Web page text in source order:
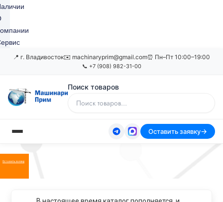
📍 г. Владивосток✉️ machinaryprim@gmail.com⏰ Пн–Пт 10:00–19:00
📞 +7 (908) 982-31-00
Поиск товаров
Оставить заявку
Оставить заявку